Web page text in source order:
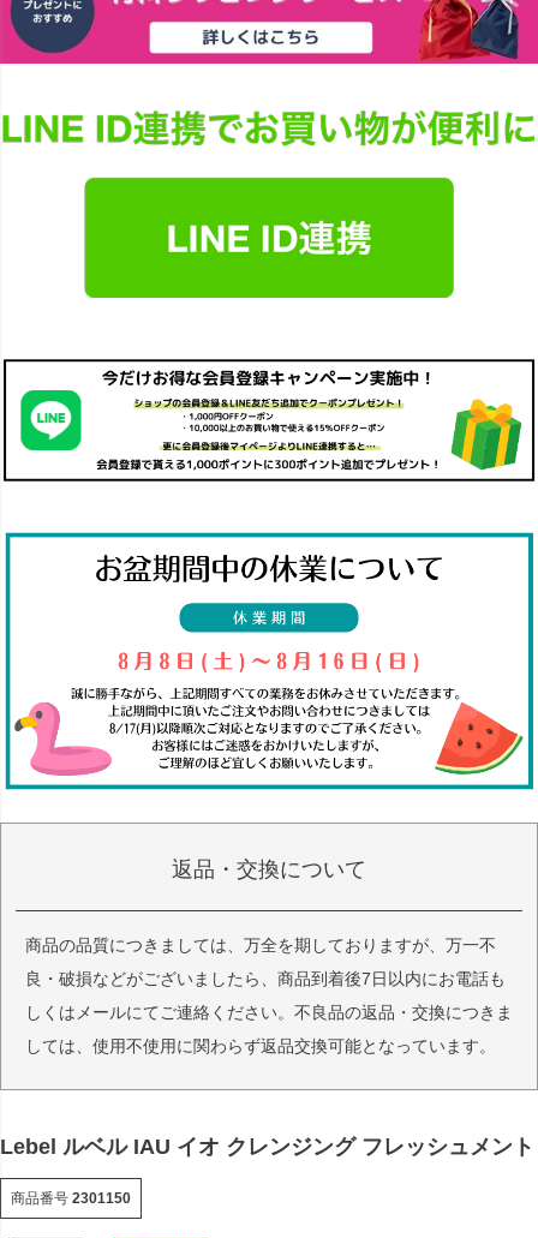
返品・交換について
商品の品質につきましては、万全を期しておりますが、万一不
良・破損などがございましたら、商品到着後7日以内にお電話も
しくはメールにてご連絡ください。不良品の返品・交換につきま
しては、使用不使用に関わらず返品交換可能となっています。
Lebel ルベル IAU イオ クレンジング フレッシュメント
商品番号 2301150